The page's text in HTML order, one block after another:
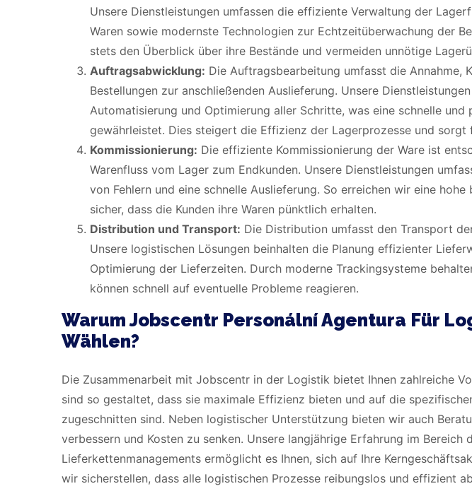
Unsere Dienstleistungen umfassen die effiziente Verwaltung der
Waren sowie modernste Technologien zur Echtzeitüberwachung der
stets den Überblick über ihre Bestände und vermeiden unnötige
Auftragsabwicklung: Die Auftragsbearbeitung umfasst die Annahme,
Bestellungen zur anschließenden Auslieferung. Unsere
Automatisierung und Optimierung aller Schritte, was eine schnelle
gewährleistet. Dies steigert die Effizienz der Lagerprozesse und sorgt
Kommissionierung: Die effiziente Kommissionierung der Ware ist
Warenfluss vom Lager zum Endkunden. Unsere Dienstleistungen
von Fehlern und eine schnelle Auslieferung. So erreichen wir eine
sicher, dass die Kunden ihre Waren pünktlich erhalten.
Distribution und Transport: Die Distribution umfasst den Transport
Unsere logistischen Lösungen beinhalten die Planung effizienter
Optimierung der Lieferzeiten. Durch moderne Trackingsysteme
können schnell auf eventuelle Probleme reagieren.
Warum Jobscentr Personální Agentura Für
Wählen?
Die Zusammenarbeit mit Jobscentr in der Logistik bietet Ihnen zahlreiche
sind so gestaltet, dass sie maximale Effizienz bieten und auf die
zugeschnitten sind. Neben logistischer Unterstützung bieten wir auch
verbessern und Kosten zu senken. Unsere langjährige Erfahrung im Bereich
Lieferkettenmanagements ermöglicht es Ihnen, sich auf Ihre
wir sicherstellen, dass alle logistischen Prozesse reibungslos und effizient